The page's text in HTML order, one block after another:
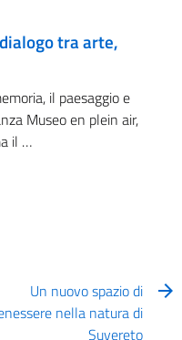
tra arte,
il paesaggio e
Museo en plein air,
il …
Un nuovo spazio di
nella natura di
Suvereto